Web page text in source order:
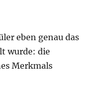
eben genau das
wurde: die
Merkmals